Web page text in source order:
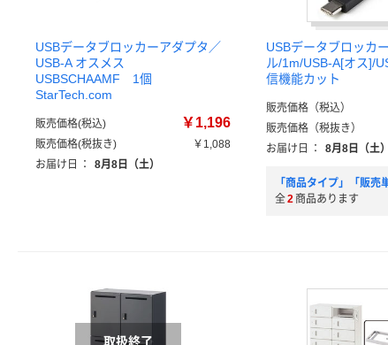
USBデータブロッカーアダプタ／
USB-A オスメス
USBSCHAAMF 1個
StarTech.com
販売価格(税込) ￥1,196
販売価格(税抜き)
￥1,088
お届け日
： 8月8日（土）
USBデータブロッカ
ル/1m/USB-A[オス]/
信機能カット
販売価格（税込）
販売価格（税抜き）
お届け日
： 8月8日（土）
「商品タイプ」「販売
全2 商品あります